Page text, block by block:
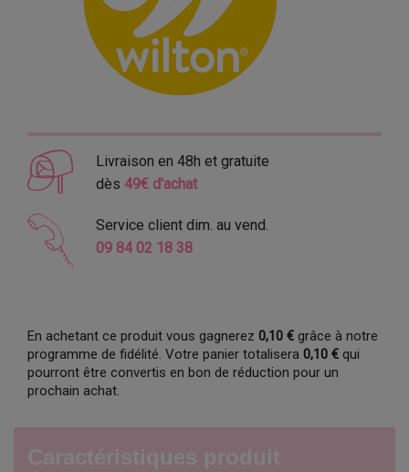
Livraison en 48h et gratuite
dès 49€ d'achat
Service client dim. au vend.
09 84 02 18 38
En achetant ce produit vous gagnerez 0,10 € grâce à notre
programme de fidélité. Votre panier totalisera 0,10 € qui
pourront être convertis en bon de réduction pour un
prochain achat.